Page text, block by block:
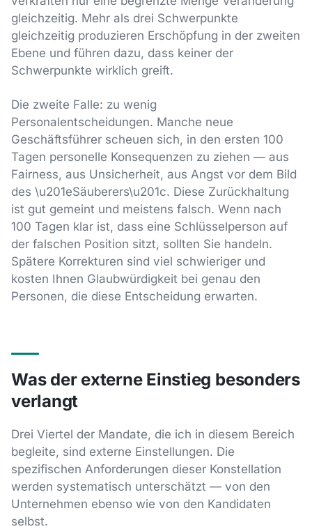
gleichzeitig. Mehr als drei Schwerpunkte
gleichzeitig produzieren Erschöpfung in der zweiten
Ebene und führen dazu, dass keiner der
Schwerpunkte wirklich greift.
Die zweite Falle: zu wenig
Personalentscheidungen. Manche neue
Geschäftsführer scheuen sich, in den ersten 100
Tagen personelle Konsequenzen zu ziehen — aus
Fairness, aus Unsicherheit, aus Angst vor dem Bild
des \u201eSäuberers\u201c. Diese Zurückhaltung
ist gut gemeint und meistens falsch. Wenn nach
100 Tagen klar ist, dass eine Schlüsselperson auf
der falschen Position sitzt, sollten Sie handeln.
Spätere Korrekturen sind viel schwieriger und
kosten Ihnen Glaubwürdigkeit bei genau den
Personen, die diese Entscheidung erwarten.
Was der externe Einstieg besonders
verlangt
Drei Viertel der Mandate, die ich in diesem Bereich
begleite, sind externe Einstellungen. Die
spezifischen Anforderungen dieser Konstellation
werden systematisch unterschätzt — von den
Unternehmen ebenso wie von den Kandidaten
selbst.